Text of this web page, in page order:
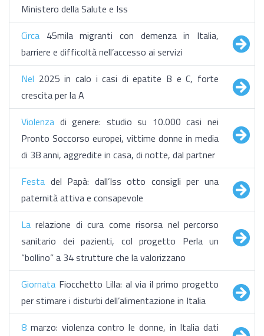
Ministero della Salute e Iss
Circa 45mila migranti con demenza in Italia,
barriere e difficoltà nell’accesso ai servizi
Nel 2025 in calo i casi di epatite B e C, forte
crescita per la A
Violenza di genere: studio su 10.000 casi nei
Pronto Soccorso europei, vittime donne in media
di 38 anni, aggredite in casa, di notte, dal partner
Festa del Papà: dall’Iss otto consigli per una
paternità attiva e consapevole
La relazione di cura come risorsa nel percorso
sanitario dei pazienti, col progetto Perla un
“bollino” a 34 strutture che la valorizzano
Giornata Fiocchetto Lilla: al via il primo progetto
per stimare i disturbi dell’alimentazione in Italia
8 marzo: violenza contro le donne, in Italia dati